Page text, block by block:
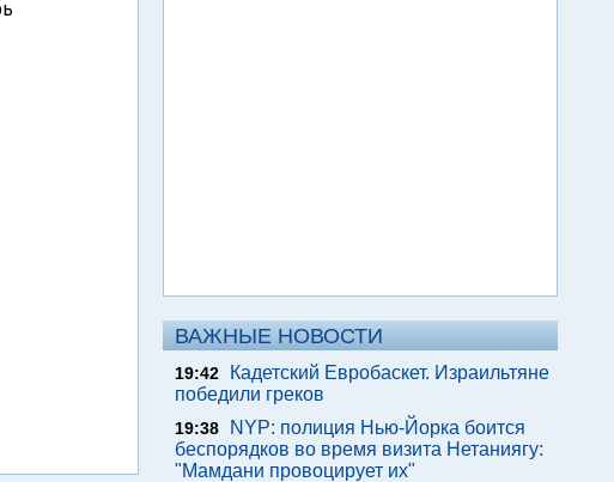
ВАЖНЫЕ НОВОСТИ
19:42
Кадетский Евробаскет. Израильтяне
победили греков
19:38
NYP: полиция Нью-Йорка боится
беспорядков во время визита Нетаниягу:
"Мамдани провоцирует их"